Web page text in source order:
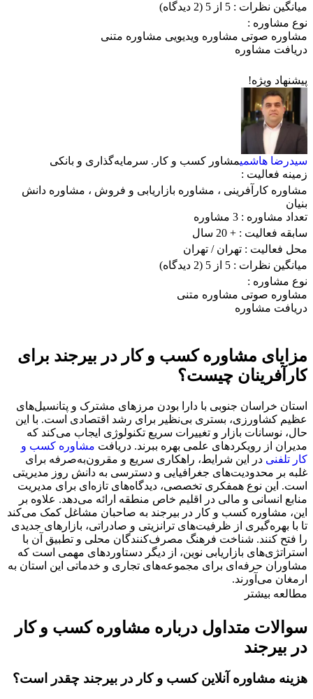
میانگین نظرات : 5 از 5
(2 دیدگاه)
نوع مشاوره :
مشاوره صوتی مشاوره ویدیویی مشاوره متنی
دریافت مشاوره
پیشنهاد ویژه!
سیدرضا هاشمیمشاور کسب و کار. سرمایه‌گذاری و بانکی
زمینه فعالیت :
مشاوره کارآفرینی ، مشاوره بازاریابی و فروش ، مشاوره دانش
بنیان
تعداد مشاوره : 3 مشاوره
سابقه فعالیت : + 20 سال
محل فعالیت : تهران/ تهران
میانگین نظرات : 5 از 5
(2 دیدگاه)
نوع مشاوره :
مشاوره صوتی مشاوره متنی
دریافت مشاوره
مزایای مشاوره کسب و کار در بیرجند برای
کارآفرینان چیست؟
استان خراسان جنوبی با دارا بودن مرزهای مشترک و پتانسیل‌های
عظیم کشاورزی، بستری بی‌نظیر برای رشد اقتصادی است. با این
حال، نوسانات بازار و تغییرات سریع تکنولوژی ایجاب می‌کند که
مدیران از رویکردهای علمی بهره ببرند. دریافت مشاوره کسب و
کار تلفنی در این شرایط، راهکاری سریع و مقرون‌به‌صرفه برای
غلبه بر محدودیت‌های جغرافیایی و دسترسی به دانش روز مدیریتی
است. این نوع همفکری تخصصی، دیدگاه‌های تازه‌ای برای مدیریت
منابع انسانی و مالی در اقلیم خاص منطقه ارائه می‌دهد. علاوه بر
این، مشاوره کسب و کار در بیرجند به صاحبان مشاغل کمک می‌کند
تا با بهره‌گیری از ظرفیت‌های ترانزیتی و صادراتی، بازارهای جدیدی
را فتح کنند. شناخت فرهنگ مصرف‌کنندگان محلی و تطبیق آن با
استراتژی‌های بازاریابی نوین، از دیگر دستاوردهای مهمی است که
مشاوران حرفه‌ای برای مجموعه‌های تجاری و خدماتی این استان به
ارمغان می‌آورند.
مطالعه بیشتر
سوالات متداول درباره مشاوره کسب و کار
در بیرجند
هزینه مشاوره آنلاین کسب و کار در بیرجند چقدر است؟